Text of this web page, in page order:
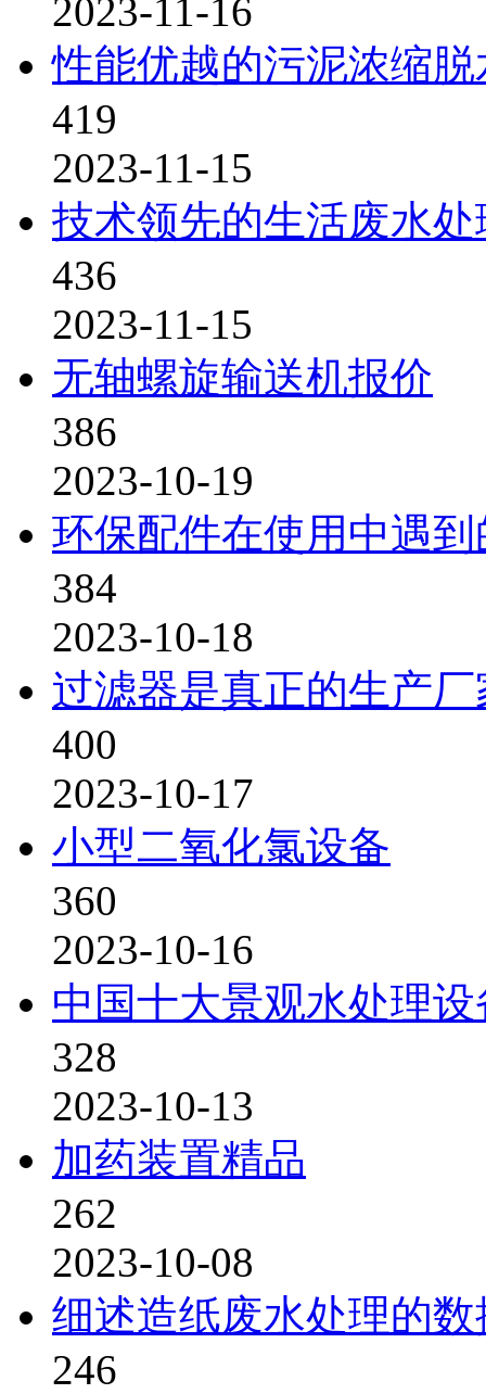
2023-11-16
性能优越的污泥浓缩
419
2023-11-15
技术领先的生活废水
436
2023-11-15
无轴螺旋输送机报价
386
2023-10-19
环保配件在使用中遇
384
2023-10-18
过滤器是真正的生产厂
400
2023-10-17
小型二氧化氯设备
360
2023-10-16
中国十大景观水处理
328
2023-10-13
加药装置精品
262
2023-10-08
细述造纸废水处理的
246